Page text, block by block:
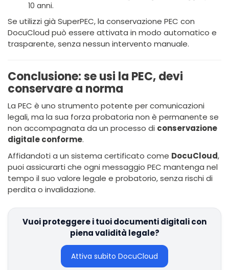
10 anni.
Se utilizzi già SuperPEC, la conservazione PEC con
DocuCloud può essere attivata in modo automatico e
trasparente, senza nessun intervento manuale.
Conclusione: se usi la PEC, devi
conservare a norma
La PEC è uno strumento potente per comunicazioni
legali, ma la sua forza probatoria non è permanente se
non accompagnata da un processo di conservazione
digitale conforme.
Affidandoti a un sistema certificato come DocuCloud,
puoi assicurarti che ogni messaggio PEC mantenga nel
tempo il suo valore legale e probatorio, senza rischi di
perdita o invalidazione.
Vuoi proteggere i tuoi documenti digitali con
piena validità legale?
Attiva subito DocuCloud